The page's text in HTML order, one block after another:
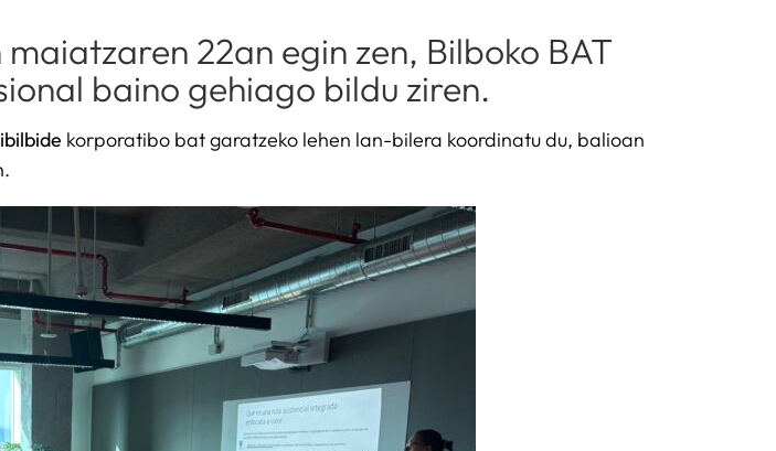
22an egin zen, Bilboko BAT
baino gehiago bildu ziren.
korporatibo bat garatzeko lehen lan-bilera koordinatu du, balioan